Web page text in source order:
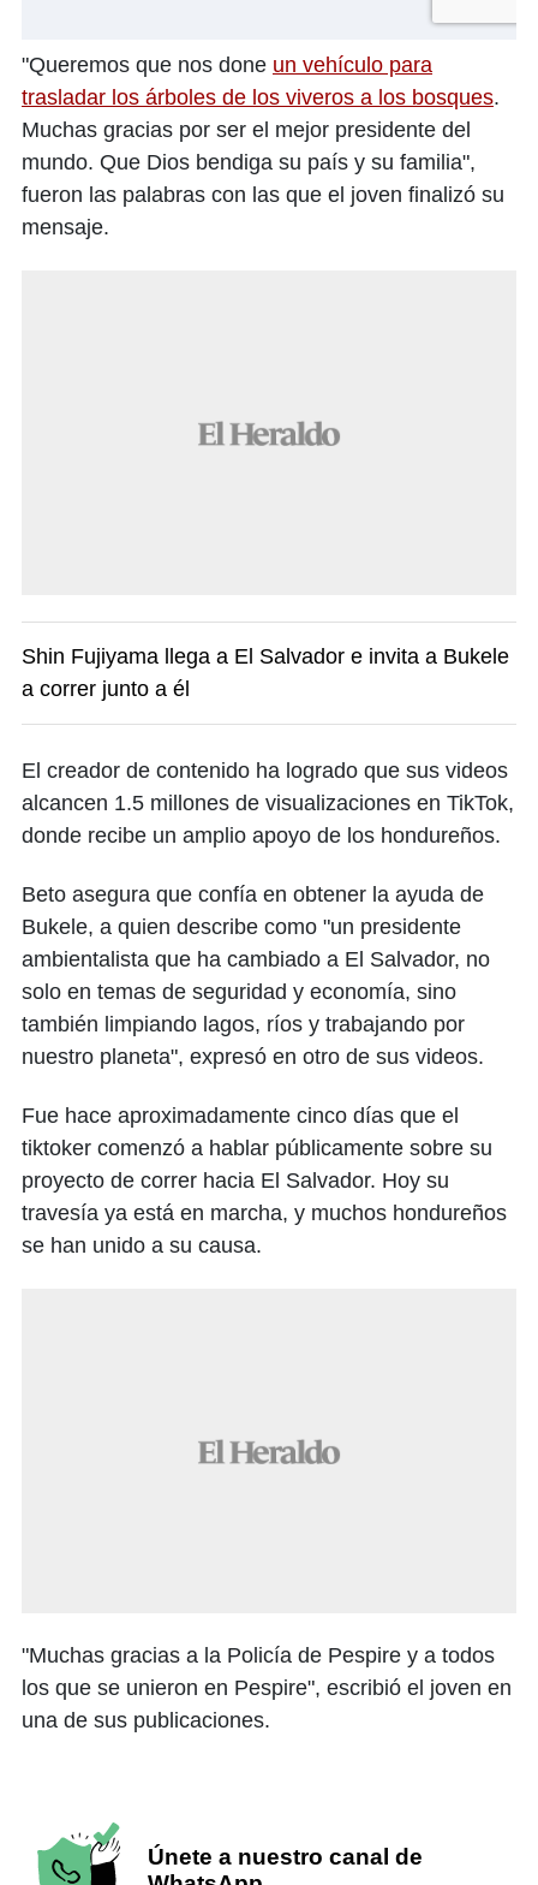
"Queremos que nos done un vehículo para
trasladar los árboles de los viveros a los bosques.
Muchas gracias por ser el mejor presidente del
mundo. Que Dios bendiga su país y su familia",
fueron las palabras con las que el joven finalizó su
mensaje.
Shin Fujiyama llega a El Salvador e invita a Bukele
a correr junto a él
El creador de contenido ha logrado que sus videos
alcancen 1.5 millones de visualizaciones en TikTok,
donde recibe un amplio apoyo de los hondureños.
Beto asegura que confía en obtener la ayuda de
Bukele, a quien describe como "un presidente
ambientalista que ha cambiado a El Salvador, no
solo en temas de seguridad y economía, sino
también limpiando lagos, ríos y trabajando por
nuestro planeta", expresó en otro de sus videos.
Fue hace aproximadamente cinco días que el
tiktoker comenzó a hablar públicamente sobre su
proyecto de correr hacia El Salvador. Hoy su
travesía ya está en marcha, y muchos hondureños
se han unido a su causa.
"Muchas gracias a la Policía de Pespire y a todos
los que se unieron en Pespire", escribió el joven en
una de sus publicaciones.
Únete a nuestro canal de